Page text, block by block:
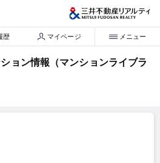
歴 マイページ メニュー
ョン情報（マンションライブラ